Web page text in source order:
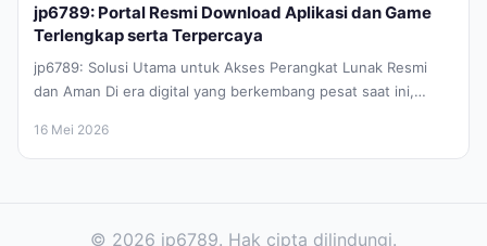
jp6789: Portal Resmi Download Aplikasi dan Game
Terlengkap serta Terpercaya
jp6789: Solusi Utama untuk Akses Perangkat Lunak Resmi
dan Aman Di era digital yang berkembang pesat saat ini,
16 Mei 2026
© 2026 jp6789. Hak cipta dilindungi.